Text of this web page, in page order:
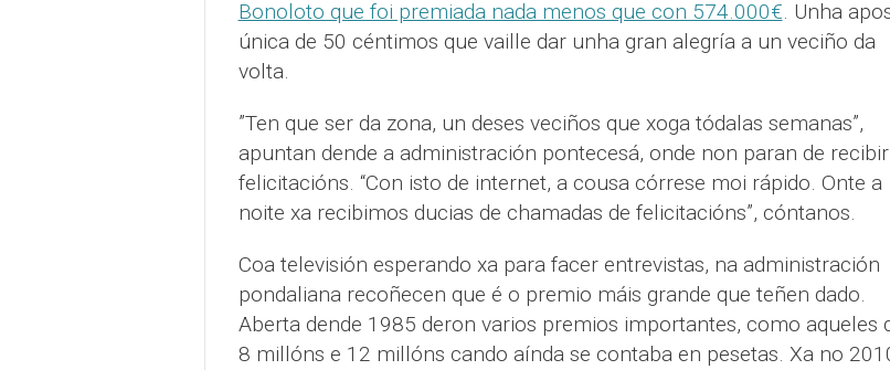
Bonoloto que foi premiada nada menos que con 574.000€. Unha
única de 50 céntimos que vaille dar unha gran alegría a un veciño da
volta.
”Ten que ser da zona, un deses veciños que xoga tódalas semanas”,
apuntan dende a administración pontecesá, onde non paran de recibir
felicitacións. “Con isto de internet, a cousa córrese moi rápido. Onte a
noite xa recibimos ducias de chamadas de felicitacións”, cóntanos.
Coa televisión esperando xa para facer entrevistas, na administración
pondaliana recoñecen que é o premio máis grande que teñen dado.
Aberta dende 1985 deron varios premios importantes, como aqueles
8 millóns e 12 millóns cando aínda se contaba en pesetas. Xa no